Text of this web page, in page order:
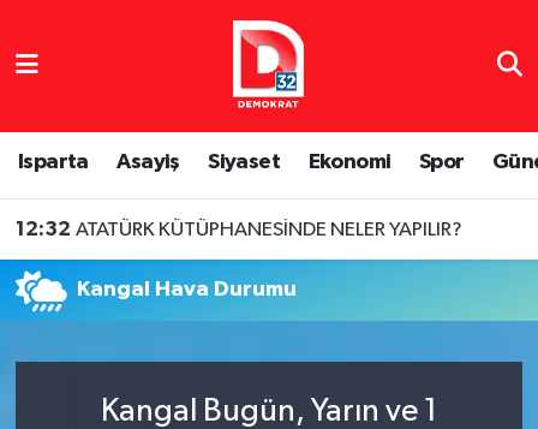
Isparta Asayiş Siyaset Ekonomi Spor
12:32 ATATÜRK KÜTÜPHANESİNDE NELER YAPILIR?
Kangal Hava Durumu
Kangal Bugün, Yarın ve 1
Isparta Nöbetçi Eczaneler
Isparta Hava Durumu
Isparta Namaz Vakitleri
Tüm Manşetler